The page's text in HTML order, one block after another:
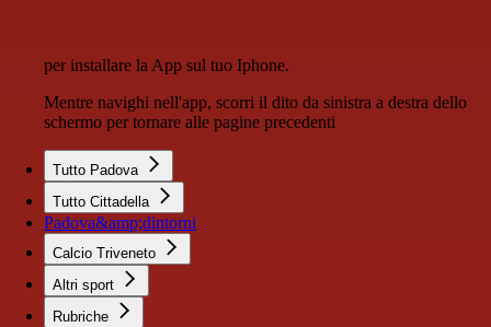
per installare la App sul tuo Iphone.
Mentre navighi nell'app, scorri il dito da sinistra a destra dello
schermo per tornare alle pagine precedenti
Tutto Padova
Tutto Cittadella
Padova&amp;dintorni
Calcio Triveneto
Altri sport
Rubriche